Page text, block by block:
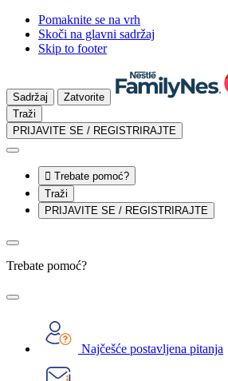
Pomaknite se na vrh
Skoči na glavni sadržaj
Skip to footer
Sadržaj
Zatvorite
Traži
PRIJAVITE SE / REGISTRIRAJTE
 Trebate pomoć?
Traži
PRIJAVITE SE / REGISTRIRAJTE
Trebate pomoć?
Najčešće postavljena pitanja